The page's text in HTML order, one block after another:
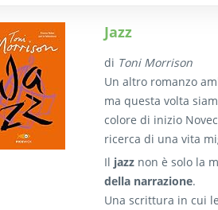
Jazz
di Toni Morrison
Un altro romanzo
ma questa volta
colore di inizio
ricerca di una vita
Il jazz non è solo la
della narrazione.
Una scrittura in cui